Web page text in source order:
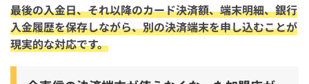
最後の入金日、それ以降のカード決済額、端末明細、銀行
入金履歴を保存しながら、別の決済端末を申し込むことが
現実的な対応です。